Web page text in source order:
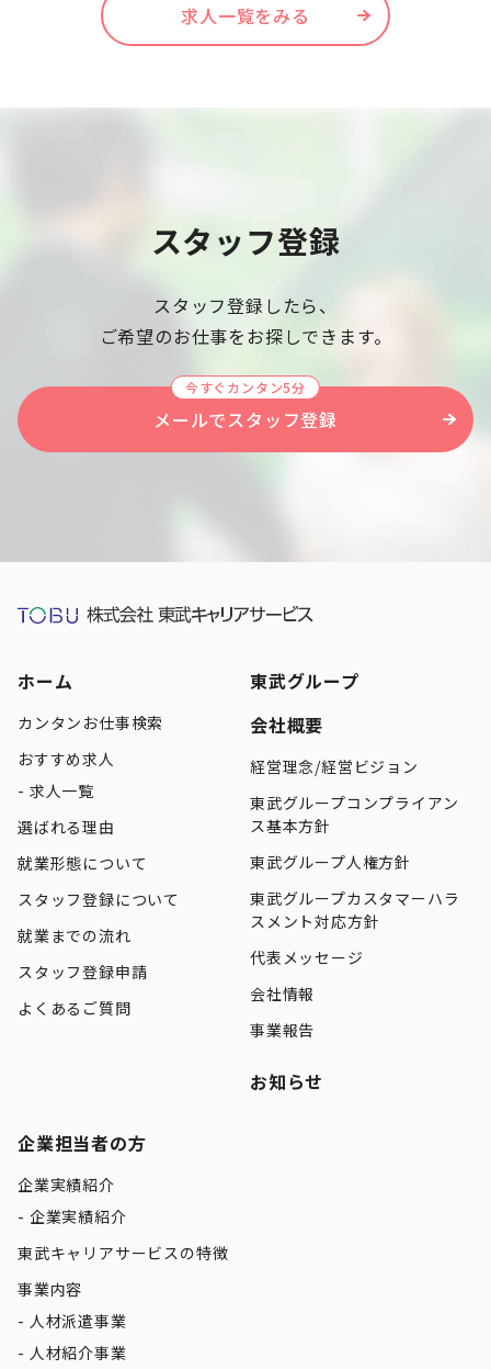
求人一覧をみる
スタッフ登録
スタッフ登録したら、
ご希望のお仕事をお探しできます。
今すぐカンタン5分
メールでスタッフ登録
ホーム
カンタンお仕事検索
おすすめ求人
求人一覧
選ばれる理由
就業形態について
スタッフ登録について
就業までの流れ
スタッフ登録申請
よくあるご質問
東武グループ
会社概要
経営理念/経営ビジョン
東武グループコンプライアン
ス基本方針
東武グループ人権方針
東武グループカスタマーハラ
スメント対応方針
代表メッセージ
会社情報
事業報告
お知らせ
企業担当者の方
企業実績紹介
企業実績紹介
東武キャリアサービスの特徴
事業内容
人材派遣事業
人材紹介事業